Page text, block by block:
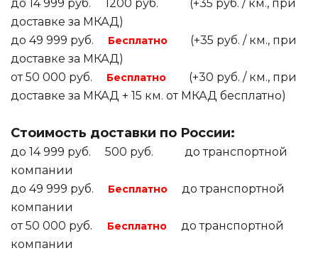
до 14 999 руб. 1200 руб. (+35 руб. / км., при
доставке за МКАД)
до 49 999 руб.
Бесплатно
(+35 руб. / км., при
доставке за МКАД)
от 50 000 руб.
Бесплатно
(+30 руб. / км., при
доставке за МКАД + 15 км. от МКАД бесплатно)
Стоимость доставки по России:
до 14 999 руб. 500 руб. до транспортной
компании
до 49 999 руб.
Бесплатно
до транспортной
компании
от 50 000 руб.
Бесплатно
до транспортной
компании